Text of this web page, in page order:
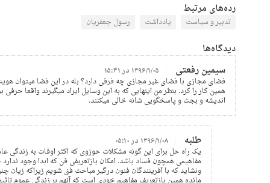
رده‌های مرتبط
تدبیر و سیاست یادداشت رسول جعفریان
دیدگاه‌ها
سیمین رفعتی
۱۳۹۶/۱/۰۵ در ۱۵:۴۱
فضای مجازی با فضای غیر مجازی چه فرقی دارد؟ بله در این فضا میتوان
همین کار را کرد. بنظر من اینهایی که به این وسایل ایراد میگیرند واقعا حرفی
اندیشه و بجث و پاسخگویی شانه خالی میکنند.
طلبه
۱۳۹۶/۱/۰۸ در ۰۵:۱۰
یک راه حل برای این گونه مشکلات حوزوی که اکثر اوقات به زندگی
مفاهیمی همچون فساد باشد. امکان بازتعریفی فن که ابدا وجود
ونشاید که با آفرینندگان فنون درگیر مباحث فنی شویم زیراکه